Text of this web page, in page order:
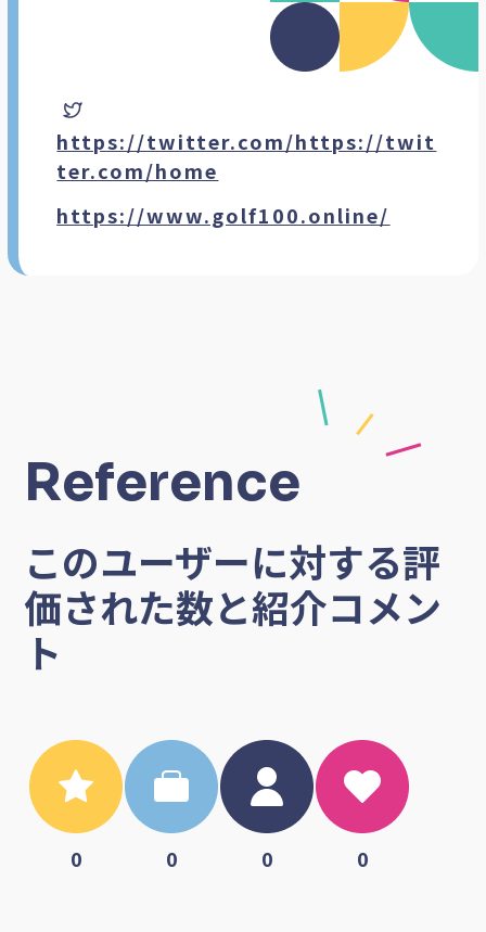
https://twitter.com/https://twit
ter.com/home
https://www.golf100.online/
Reference
このユーザーに対する評
価された数と紹介コメン
ト
0 0 0 0